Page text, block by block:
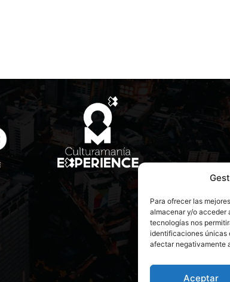
Para ofrecer las
almacenar y/o acceder
tecnologías nos
identificaciones únicas
afectar negativamente
Aceptar